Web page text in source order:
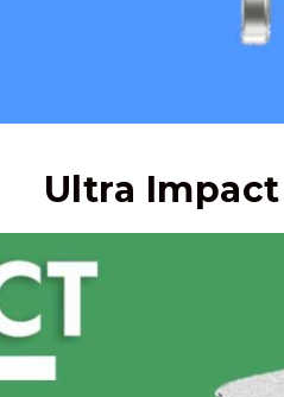
Ultra Impact